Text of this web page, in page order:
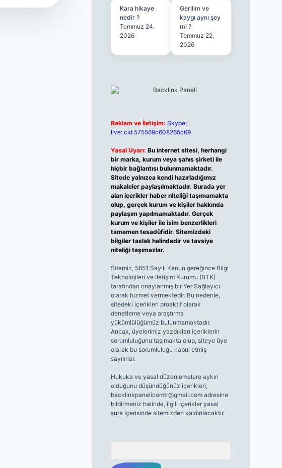
Kara hikaye
nedir ?
Temmuz 24,
2026
Gerilim ve
kaygı aynı şey
mi ?
Temmuz 22,
2026
Reklam ve İletişim: Skype:
live:.cid.575569c608265c69
Yasal Uyarı: Bu internet sitesi, herhangi
bir marka, kurum veya şahıs şirketi ile
hiçbir bağlantısı bulunmamaktadır.
Sitede yalnızca kendi hazırladığımız
makaleler paylaşılmaktadır. Burada yer
alan içerikler haber niteliği taşımamakta
olup, gerçek kurum ve kişiler hakkında
paylaşım yapılmamaktadır. Gerçek
kurum ve kişiler ile isim benzerlikleri
tamamen tesadüfidir. Sitemizdeki
bilgiler taslak halindedir ve tavsiye
niteliği taşımazlar.
Sitemiz, 5651 Sayılı Kanun gereğince Bilgi
Teknolojileri ve İletişim Kurumu (BTK)
tarafından onaylanmış bir Yer Sağlayıcı
olarak hizmet vermektedir. Bu nedenle,
sitedeki içerikleri proaktif olarak
denetleme veya araştırma
yükümlülüğümüz bulunmamaktadır.
Ancak, üyelerimiz yazdıkları içeriklerin
sorumluluğunu taşımakta olup, siteye üye
olarak bu sorumluluğu kabul etmiş
sayılırlar.
Hukuka ve yasal düzenlemelere aykırı
olduğunu düşündüğünüz içerikleri,
backlinkpanelicomtr@gmail.comadresine
bildirmeniz halinde, ilgili içerikler yasal
süre içerisinde sitemizden kaldırılacaktır.